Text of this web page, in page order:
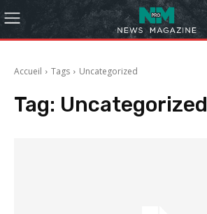
Accueil Tags Uncategorized
Tag: Uncategorized